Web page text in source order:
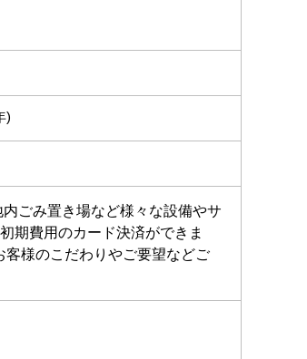
)
ごみ置き場など様々な設備やサ
期費用のカード決済ができま
様のこだわりやご要望などご